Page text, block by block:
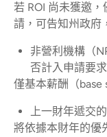
若 ROI 尚未獲邀
請，可告知州政府
非營利機構（
否計入申請要求
僅基本薪酬（base
上一財年遞交
將依據本財年的優